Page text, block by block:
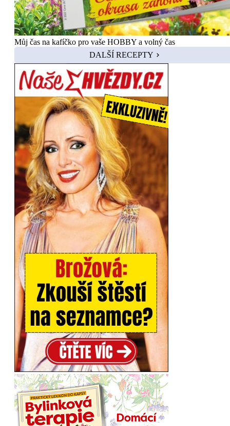
Můj čas na kafíčko pro vaše HOBBY a volný čas
DALŠÍ RECEPTY